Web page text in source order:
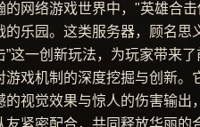
的网络游戏世界中，"英雄合
的乐园。这类服务器，顾名思
”这一创新玩法，为玩家带来
游戏机制的深度挖掘与创新
的视觉效果与惊人的伤害输出
友紧密配合，共同释放华丽